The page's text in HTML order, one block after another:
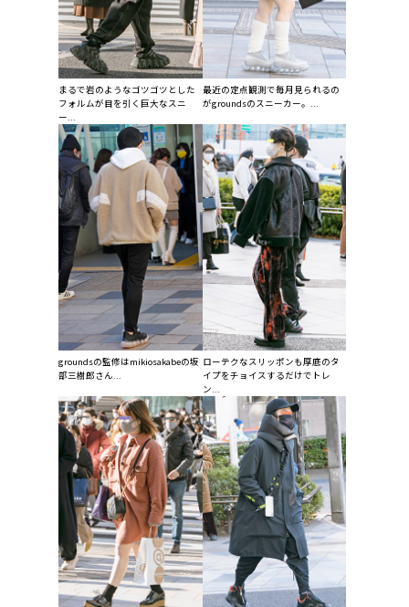
まるで岩のようなゴツゴツとした
フォルムが目を引く巨大なスニ
ー...
最近の定点観測で毎月見られるの
がgroundsのスニーカー。...
groundsの監修はmikiosakabeの坂
部三樹郎さん...
ローテクなスリッポンも厚底のタ
イプをチョイスするだけでトレ
ン...